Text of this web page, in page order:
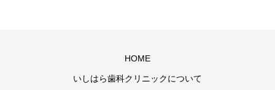
HOME
いしはら歯科クリニックについて